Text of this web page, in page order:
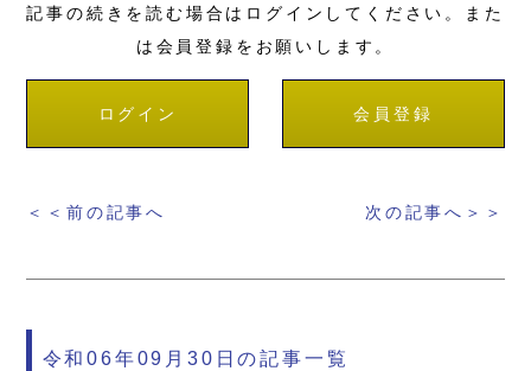
記事の続きを読む場合はログインしてください。また
は会員登録をお願いします。
ログイン 会員登録
＜＜前の記事へ 次の記事へ＞＞
令和06年09月30日の記事一覧